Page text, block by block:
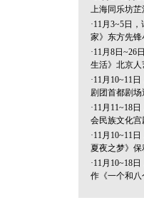
上海同乐坊
·11月3~5日
家》东方先
·11月8日~26
生活》北京
·11月10~11
剧团首都剧
·11月11~18
会民族文化
·11月10~11
夏夜之梦》
·11月10~18
作《一个和